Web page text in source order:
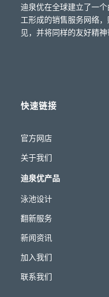
迪泉优在全球建立了一
工形成的销售服务网络
见，并将同样的友好精神
快速链接
官方网店
关于我们
迪泉优产品
泳池设计
翻新服务
新闻资讯
加入我们
联系我们